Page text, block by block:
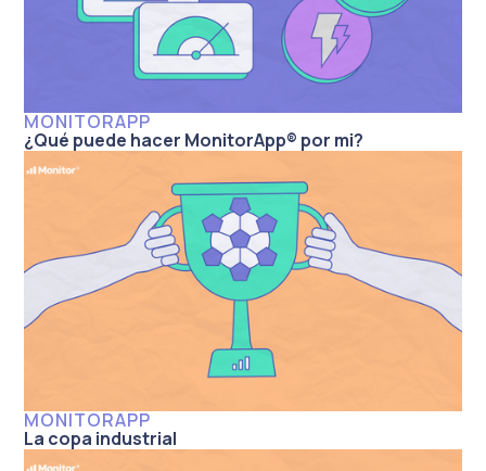
MONITORAPP
¿Qué puede hacer MonitorApp® por mi?
MONITORAPP
La copa industrial